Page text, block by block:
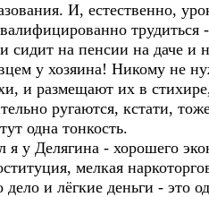
И, естественно,
сидит на пенсии на даче и
у хозяина! Никому не
и размещают их в
ругаются, кстати,
одна тонкость.
у Делягина - хорошего
мелкая
и лёгкие деньги - это